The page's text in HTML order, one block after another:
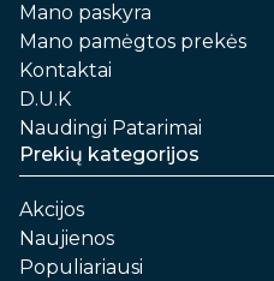
Mano paskyra
Mano pamėgtos prekės
Kontaktai
D.U.K
Naudingi Patarimai
Prekių kategorijos
Akcijos
Naujienos
Populiariausi